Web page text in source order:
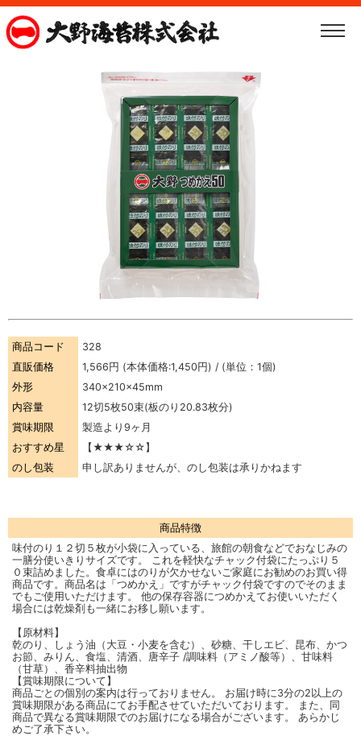
商品コード
328
直販価格
1,566円 (本体価格:1,450円) / (単位：1個)
外形
340×210×45mm
内容量
12切5枚50束(板のり20.83枚分)
賞味期限
製造より9ヶ月
おすすめ星
【★★★☆☆】
のし包装
申し訳ありませんが、のし包装は承りかねます
商品特徴
味付のり１２切５枚が小袋に入っている、旅館の朝食などでおなじみの
一膳分使いきりサイズです。 これを軽快なチャック付袋にたっぷり５
０束詰めました。食卓にはのりが欠かせないご家庭にお勧めのお買い得
商品です。商品名は「つめかえ」ですがチャック付袋ですのでそのまま
でもご使用いただけます。 他の保存容器につめかえてお使いいただく
場合には乾燥剤も一緒にお移し願います。
【原材料】
乾のり、しょう油（大豆・小麦を含む）、砂糖、干しエビ、昆布、かつ
お節、みりん、食塩、清酒、唐辛子 /調味料（アミノ酸等）、甘味料
（甘草）、香辛料抽出物
【賞味期限について】
商品ごとの個別の案内は行っておりません。 お届け時に3分の2以上の
賞味期限がある商品にてお手配させていただいております。 また、同
商品で異なる賞味期限でのお届けになる場合がございます。 あらかじ
めご了承下さい。